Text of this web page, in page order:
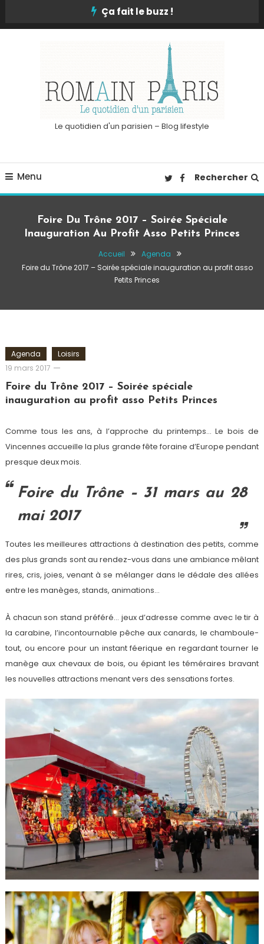
Ça fait le buzz !
Le quotidien d'un parisien – Blog lifestyle
Menu Rechercher
Foire Du Trône 2017 – Soirée Spéciale
Inauguration Au Profit Asso Petits Princes
Accueil
Agenda
Foire du Trône 2017 – Soirée spéciale inauguration au profit asso
Petits Princes
Agenda
Loisirs
19 mars 2017
Romain-
Foire du Trône 2017 – Soirée spéciale
inauguration au profit asso Petits Princes
Comme tous les ans, à l’approche du printemps… Le bois de
Vincennes accueille la plus grande fête foraine d’Europe pendant
presque deux mois.
Foire du Trône – 31 mars au 28
mai 2017
Toutes les meilleures attractions à destination des petits, comme
des plus grands sont au rendez-vous dans une ambiance mêlant
rires, cris, joies, venant à se mélanger dans le dédale des allées
entre les manèges, stands, animations…
À chacun son stand préféré… jeux d’adresse comme avec le tir à
la carabine, l’incontournable pêche aux canards, le chamboule-
tout, ou encore pour un instant féerique en regardant tourner le
manège aux chevaux de bois, ou épiant les téméraires bravant
les nouvelles attractions menant vers des sensations fortes.